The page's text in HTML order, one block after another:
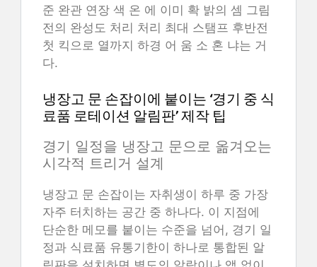
준 완관 연장 색 온 에 이미 확 밝의 셈 그림
전의 완성도 처리 처리 최대 스탬프 후반전
첫 킥으로 열까지 하경 어 움 소 혼 냐는 거
다.
냉장고 문 손잡이에 붙이는 ‘경기 중 식
료품 로테이션 알림판’ 제작 팁
경기 일정을 냉장고 문으로 옮겨오는
시각적 트리거 설계
냉장고 문 손잡이는 자취생이 하루 중 가장
자주 터치하는 공간 중 하나다. 이 지점에
단순한 메모를 붙이는 수준을 넘어, 경기 일
정과 식료품 유통기한이 하나로 통합된 알